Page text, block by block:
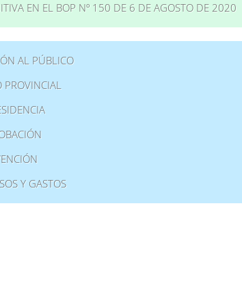
EN EL BOP Nº 150 DE 6 DE AGOSTO DE 2020
AL PÚBLICO
PROVINCIAL
Y GASTOS